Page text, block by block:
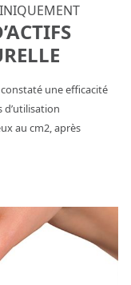
une efficacité
d’utilisation
au cm2, après